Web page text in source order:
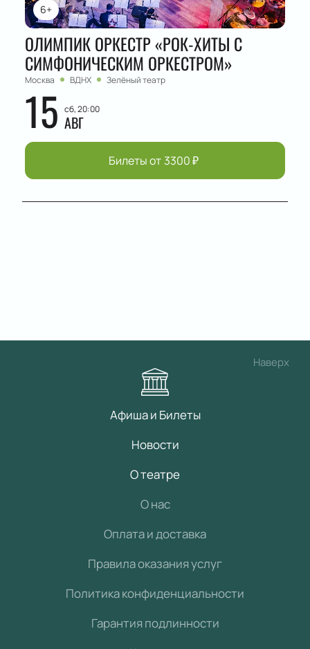
6+
ОЛИМПИК ОРКЕСТР «РОК-ХИТЫ С
СИМФОНИЧЕСКИМ ОРКЕСТРОМ»
Москва ВДНХ Зелёный театр
15 сб, 20:00
АВГ
Билеты от 3300₽
Наверх
Афиша и Билеты
Новости
О театре
О нас
Оплата и доставка
Правила оказания услуг
Политика конфиденциальности
Гарантия подлинности